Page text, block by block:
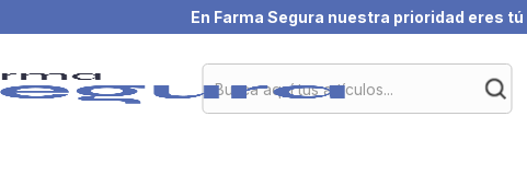
En Farma Segura nuestra prioridad eres tú